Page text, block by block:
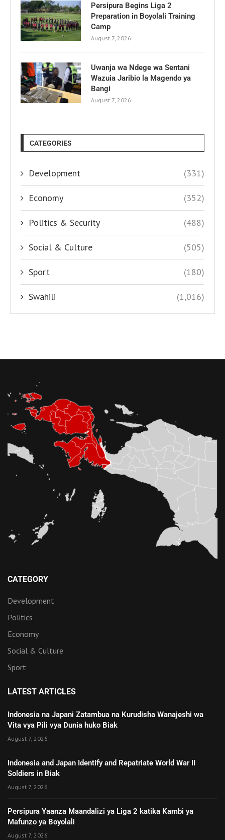
Persipura Begins Liga 2
Preparation in Boyolali Training
Camp
August 7, 2026
Uwanja wa Ndege wa Sentani
Wazuia Jaribio la Magendo ya
Bangi
August 7, 2026
CATEGORIES
Development (331)
Economy (352)
Politics & Security (488)
Social & Culture (505)
Sport (180)
Swahili (1,016)
CATEGORY
Development
Politics
Economy
Social & Culture
Sport
LATEST ARTICLES
Indonesia na Japani Zatambua na Kurudisha Wanajeshi wa
Vita vya Pili vya Dunia huko Biak
August 7, 2026
Indonesia and Japan Identify and Repatriate World War II
Soldiers in Biak
August 7, 2026
Persipura Yaanza Maandalizi ya Liga 2 katika Kambi ya
Mafunzo ya Boyolali
August 7, 2026